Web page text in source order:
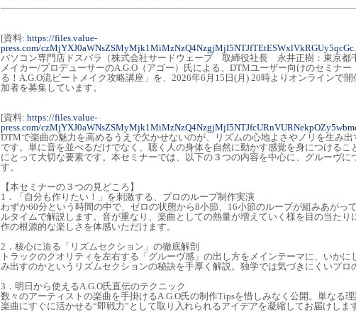
[資料: https://files.value-
press.com/
パソコン専門店ドスパラ（株式会社サードウェーブ 取締役社長 永井正樹：東京都
メイカー/プロデューサーのA.G.O（アゴー）氏による、DTMユーザー向けのセミナー
る！A.G.O流ビートメイク攻略講座」を、2026年6月15日(月) 20時よりオンラインで
加者を募集しています。
[資料: https://files.value-
press.com/
DTMで楽曲の魅力を高めるうえで欠かせないのが、リズムの心地よさやノリを生み出
です。単に音を並べるだけでなく、聴く人の身体を自然に動かす感覚を身につけるこ
にとって大切な要素です。本セミナーでは、以下の３つの内容を中心に、グルーヴに
す。
【本セミナーの３つの見どころ】
1．「自分も作りたい！」を刺激する、プロのループ制作実演
わずか60分という時間の中で、ゼロの状態から8小節、16小節のループが組みあがっ
ルタイムで解説します。音が重なり、楽曲としての熱量が増えていく様を目の当たり
作の根源的な楽しさを体感いただけます。
2．核心に迫る「リズムセクション」の徹底解剖
トラックのクオリティを左右する「グルーヴ感」の出し方をメインテーマに、いかに
み出すのかというリズムセクションの秘訣を手厚く解説。独学では気づきにくいプロ
3．明日から使えるA.G.O氏直伝のテクニック
数々のアーティストの楽曲を手掛けるA.G.O氏の制作Tipsを惜しみなく公開。単なる
楽曲にすぐに活かせる“即戦力”として取り入れられるアイデアを凝縮してお届けしま